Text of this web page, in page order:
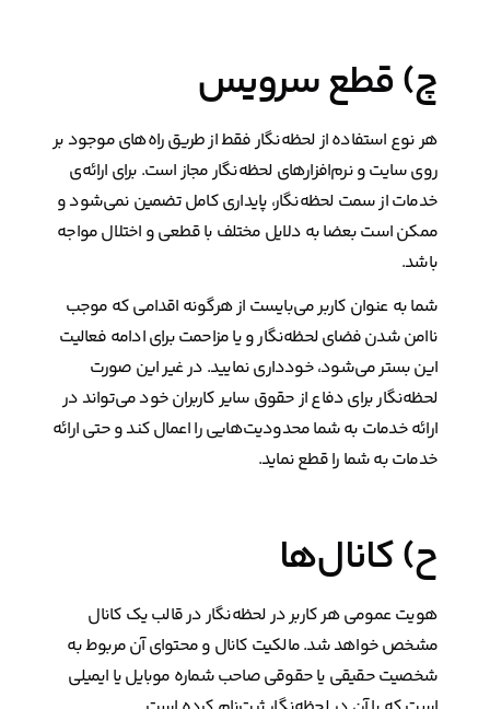
چ) قطع سرویس
هر نوع استفاده از لحظه‌نگار فقط از طریق راه‌های موجود بر
روی سایت و نرم‌افزارهای لحظه‌نگار مجاز است. برای ارائه‌ی
خدمات از سمت لحظه‌نگار، پایداری کامل تضمین نمی‌شود و
ممکن است بعضا به دلایل مختلف با قطعی و اختلال مواجه
باشد.
شما به عنوان کاربر می‌بایست از هرگونه اقدامی که موجب
ناامن شدن فضای لحظه‌نگار و یا مزاحمت برای ادامه فعالیت
این بستر می‌شود، خودداری نمایید. در غیر این صورت
لحظه‌نگار برای دفاع از حقوق سایر کاربران خود می‌تواند در
ارائه خدمات به شما محدودیت‌هایی را اعمال کند و حتی ارائه
خدمات به شما را قطع نماید.
ح) کانال‌ها
هویت عمومی هر کاربر در لحظه‌نگار در قالب یک کانال
مشخص خواهد شد. مالکیت کانال و محتوای آن مربوط به
شخصیت حقیقی یا حقوقی صاحب شماره موبایل یا ایمیلی